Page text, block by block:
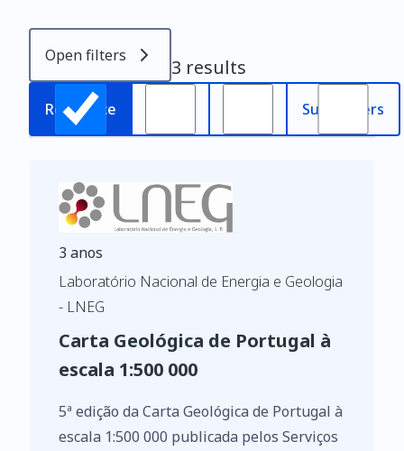
Open filters 3 results
Relevance Subscribers
3 anos
Laboratório Nacional de Energia e Geologia
- LNEG
Carta Geológica de Portugal à
escala 1:500 000
5ª edição da Carta Geológica de Portugal à
escala 1:500 000 publicada pelos Serviços